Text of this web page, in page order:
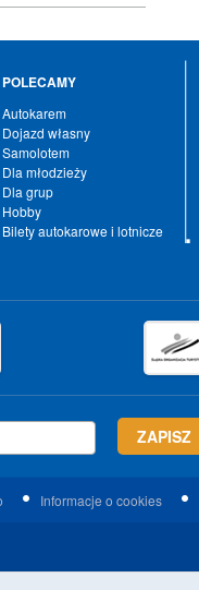
POLECAMY
Autokarem
Dojazd własny
Samolotem
Dla młodzieży
Dla grup
Hobby
Bilety autokarowe i lotnicze
Informacje o cookies